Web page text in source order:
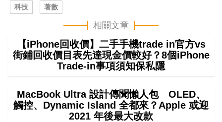
科技 著數
相關文章
【iPhone回收價】二手手機trade in官方vs
街鋪回收價目表先達現金價較好？8個iPhone
Trade-in事項須知保私隱
MacBook Ultra 設計傳聞懶人包 OLED、
觸控、Dynamic Island 全都來？Apple 或迎
2021 年後最大改款